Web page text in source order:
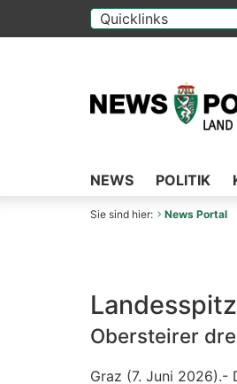
Die Auswahl einer
NEWS POLITIK
Sie sind hier: News Portal
Obersteirer
Graz (7. Juni 2026).-